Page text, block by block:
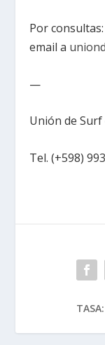
Por
email a
—
Unión de
Tel. (+598)
TASA: